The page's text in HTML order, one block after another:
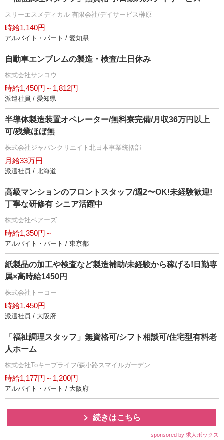
スリーエスメディカル 有限会社/デイサービス榊原
時給1,140円
アルバイト・パート / 愛知県
自動車エンブレムの製造・検査/土日休み
株式会社サンコウ
時給1,450円～1,812円
派遣社員 / 愛知県
半導体製造装置オペレーター/無料寮完備/月収36万円以上
可/残業ほぼ無
株式会社ジャパンクリエイト北日本事業統括部
月給33万円
派遣社員 / 北海道
⾼級マンションのフロントスタッフ/週2〜OK!未経験歓迎!
丁寧な研修有 シニア活躍中
株式会社ベアーズ
時給1,350円～
アルバイト・パート / 東京都
紙製品の加工や検査など製造補助/未経験から稼げる!日勤専
属×高時給1450円
株式会社トーコー
時給1,450円
派遣社員 / 大阪府
「福祉調理スタッフ」無資格可/シフト相談可/住宅型有料老
人ホーム
株式会社Toキープライフ/森小路スマイルガーデン
時給1,177円～1,200円
アルバイト・パート / 大阪府
続きはこちら
sponsored by 求人ボックス